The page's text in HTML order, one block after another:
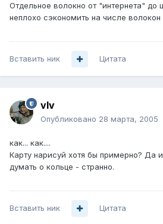
Отдельное волокно от "интернета" до
неплохо сэкономить на числе волокон
Вставить ник Цитата
vIv
Опубликовано 28 марта, 2005
как... как....
Карту нарисуй хотя бы примерно? Да и
думать о кольце - странно.
Вставить ник Цитата